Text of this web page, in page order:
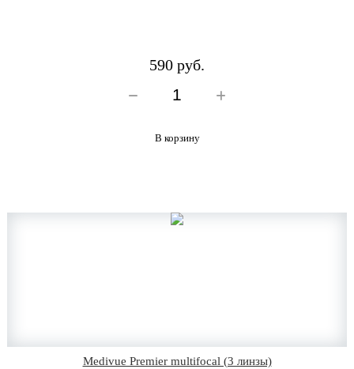
590 руб.
В корзину
Medivue Premier multifocal (3 линзы)